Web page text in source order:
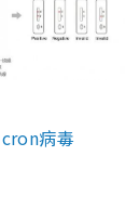
病毒